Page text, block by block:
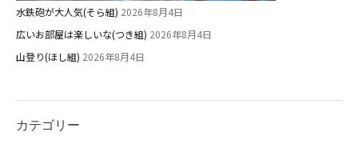
水鉄砲が大人気(そら組) 2026年8月4日
広いお部屋は楽しいな(つき組) 2026年8月4日
山登り(ほし組) 2026年8月4日
カテゴリー
園の1⽇
年間⾏事
預かり保育［ヒラソル ]
美⽊多チコス